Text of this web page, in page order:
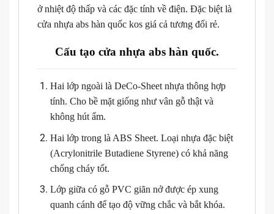
ở nhiệt độ thấp và các đặc tính về điện. Đặc biệt là
cửa nhựa abs hàn quốc kos giá cả tương đối rẻ.
Cấu tạo cửa nhựa abs hàn quốc.
Hai lớp ngoài là DeCo-Sheet nhựa thông hợp
tính. Cho bề mặt giống như vân gỗ thật và
không hút ẩm.
Hai lớp trong là ABS Sheet. Loại nhựa đặc biệt
(Acrylonitrile Butadiene Styrene) có khả năng
chống cháy tốt.
Lớp giữa có gỗ PVC giãn nở được ép xung
quanh cánh để tạo độ vững chắc và bắt khóa.